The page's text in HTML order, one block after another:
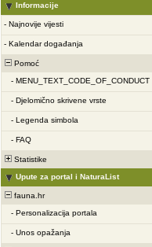
Informacije
- Najnovije vijesti
- Kalendar događanja
Pomoć
- MENU_TEXT_CODE_OF_CONDUCT
- Djelomično skrivene vrste
- Legenda simbola
- FAQ
Statistike
Upute za portal i NaturaList
fauna.hr
- Personalizacija portala
- Unos opažanja